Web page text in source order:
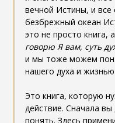
вечной Истины, и все
безбрежный океан
это не просто книга,
говорю Я вам, суть
и мы тоже можем
нашего духа и
Это книга, которую
действие. Сначала
понять. Здесь